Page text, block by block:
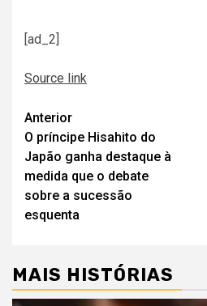
[ad_2]
Source link
Navegação
de
artigos
Anterior
O príncipe Hisahito do
Japão ganha destaque à
medida que o debate
sobre a sucessão
esquenta
MAIS HISTÓRIAS